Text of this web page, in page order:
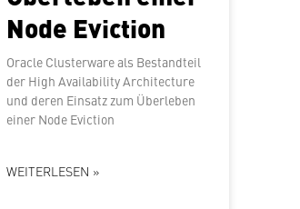
Node Eviction
Oracle Clus­ter­wa­re als Be­stand­teil
der High Avai­la­bi­li­ty Ar­chi­tec­tu­re
und deren Einsatz zum Überleben
einer Node Eviction
WEITERLESEN »